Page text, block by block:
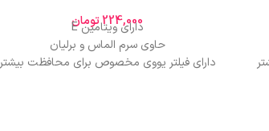
224,000تومان
دارای ویتامین E
حاوی سرم الماس و برلیان
دارای فیلتر یووی مخصوص برای محافظت بیشتر